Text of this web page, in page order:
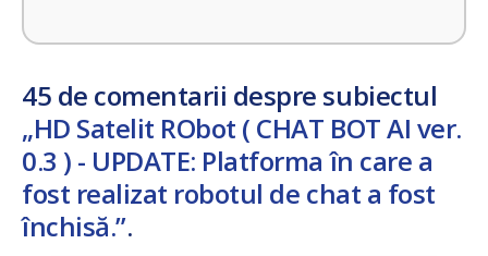
45 de comentarii despre subiectul
„HD Satelit RObot ( CHAT BOT AI ver.
0.3 ) - UPDATE: Platforma în care a
fost realizat robotul de chat a fost
închisă.”.